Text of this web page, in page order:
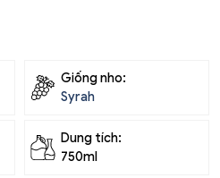
Giống nho:
Syrah
Dung tích:
750ml